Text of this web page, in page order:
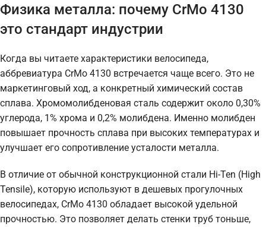
Физика металла: почему CrMo 4130
это стандарт индустрии
Когда вы читаете характеристики велосипеда,
аббревиатура CrMo 4130 встречается чаще всего. Это не
маркетинговый ход, а конкретный химический состав
сплава. Хромомолибденовая сталь содержит около 0,30%
углерода, 1% хрома и 0,2% молибдена. Именно молибден
повышает прочность сплава при высоких температурах и
улучшает его сопротивление усталости металла.
В отличие от обычной конструкционной стали Hi-Ten (High
Tensile), которую используют в дешевых прогулочных
велосипедах, CrMo 4130 обладает высокой удельной
прочностью. Это позволяет делать стенки труб тоньше,